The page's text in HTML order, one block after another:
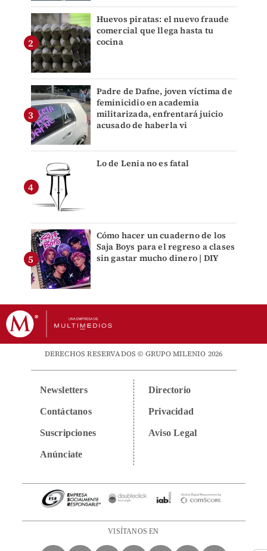
Huevos piratas: el nuevo fraude
comercial que llega hasta tu
cocina
Padre de Dafne, joven víctima de
feminicidio en academia
militarizada, enfrentará juicio
acusado de haberla vi
Lo de Lenia no es fatal
Cómo hacer un cuaderno de los
Saja Boys para el regreso a clases
sin gastar mucho dinero | DIY
DERECHOS RESERVADOS © GRUPO MILENIO 2026
Newsletters
Contáctanos
Suscripciones
Anúnciate
Directorio
Privacidad
Aviso Legal
VISÍTANOS EN